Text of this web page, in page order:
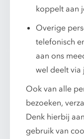
koppelt aan
Overige
telefonisch
aan ons
wel deelt via
Ook van alle
bezoeken,
Denk hierbij
gebruik van